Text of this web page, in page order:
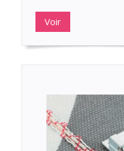
Voir